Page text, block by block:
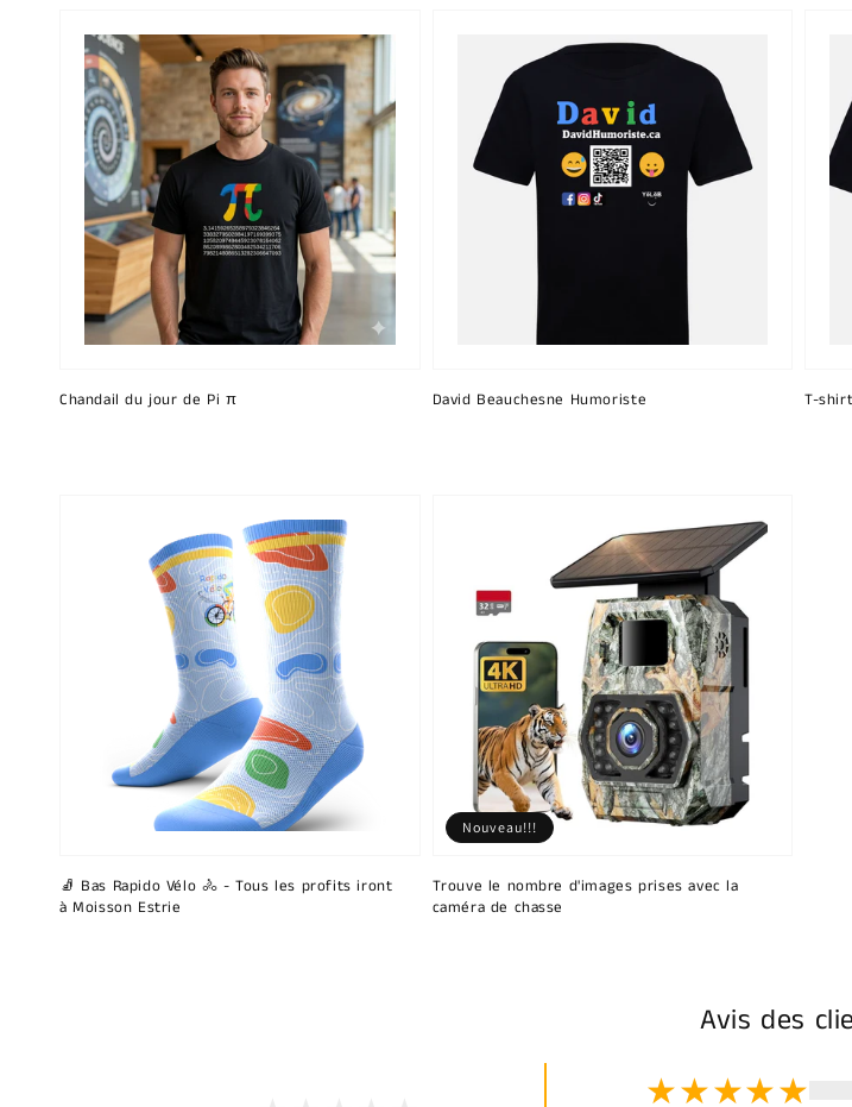
Chandail du jour de Pi π David Beauchesne Humoriste T-
🧦 Bas Rapido Vélo 🚴 - Tous les profits iront
à Moisson Estrie
Trouve le nombre d'images prises avec la
caméra de chasse
Nouveau!!!
Avis des